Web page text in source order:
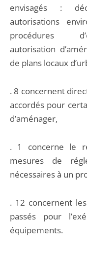
envisagés :
autorisations
procédures
autorisation
de plans locaux
. 8 concernent
accordés pour
d’aménager,
. 1 concerne le
mesures de
nécessaires à un
. 12 concernent
passés pour
équipements.